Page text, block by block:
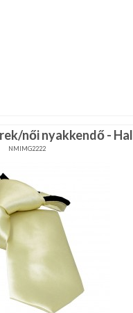
női nyakkendő -
NMIMG2222